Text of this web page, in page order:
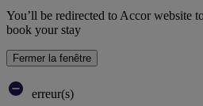
You’ll be redirected to Accor website
book your stay
Fermer la fenêtre
erreur(s)